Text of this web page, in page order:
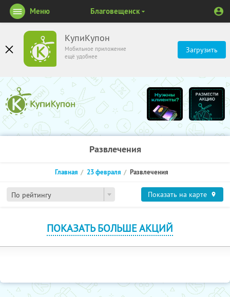
КупиКупон
Мобильное приложение
ещё удобнее
Загрузить
Меню Благовещенск
Развлечения
По рейтингу
Главная 23 февраля Развлечения
Показать на карте
ПОКАЗАТЬ БОЛЬШЕ АКЦИЙ